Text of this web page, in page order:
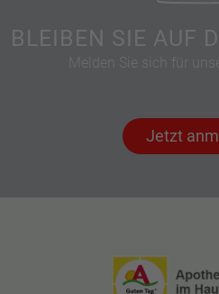
BLEIBEN SIE AUF
Melden Sie sich für
Jetzt